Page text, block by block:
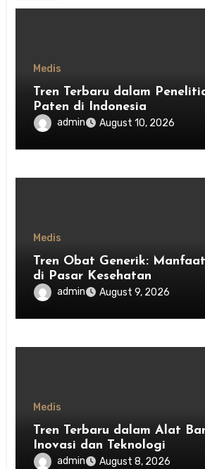
Medis
Tren Terbaru dalam
Paten di Indonesia
admin August 10, 2026
Medis
Tren Obat Generik:
di Pasar Kesehatan
admin August 9, 2026
Medis
Tren Terbaru dalam Alat
Inovasi dan Teknologi
admin August 8, 2026